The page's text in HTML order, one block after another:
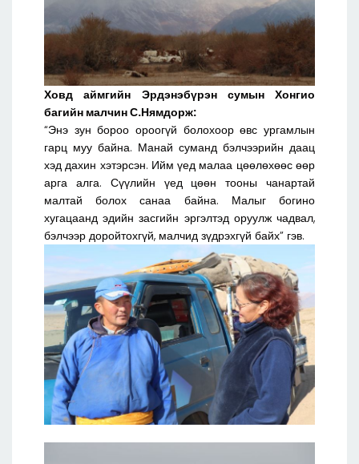
Ховд аймгийн Эрдэнэбүрэн сумын Хонгио
багийн малчин С.Нямдорж:
“Энэ зун бороо ороогүй болохоор өвс ургамлын
гарц муу байна. Манай суманд бэлчээрийн даац
хэд дахин хэтэрсэн. Ийм үед малаа цөөлөхөөс өөр
арга алга. Сүүлийн үед цөөн тооны чанартай
малтай болох санаа байна. Малыг богино
хугацаанд эдийн засгийн эргэлтэд оруулж чадвал,
бэлчээр доройтохгүй, малчид зүдрэхгүй байх” гэв.